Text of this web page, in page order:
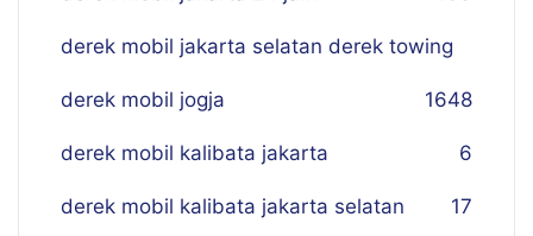
derek mobil jakarta selatan derek towing
48
derek mobil jogja 16
derek mobil kalibata jakarta 6
derek mobil kalibata jakarta selatan 17